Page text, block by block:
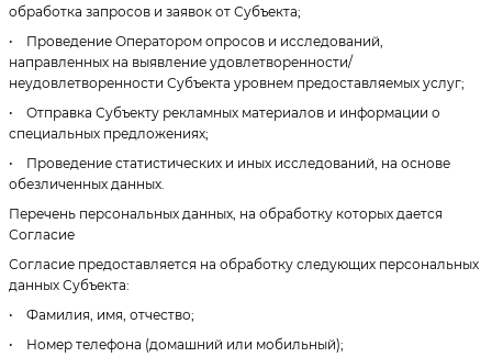
обработка запросов и заявок от Субъекта;
• Проведение Оператором опросов и исследований,
направленных на выявление удовлетворенности/
неудовлетворенности Субъекта уровнем предоставляемых услуг;
• Отправка Субъекту рекламных материалов и информации о
специальных предложениях;
• Проведение статистических и иных исследований, на основе
обезличенных данных.
Перечень персональных данных, на обработку которых дается
Согласие
Согласие предоставляется на обработку следующих персональных
данных Субъекта:
• Фамилия, имя, отчество;
• Номер телефона (домашний или мобильный);